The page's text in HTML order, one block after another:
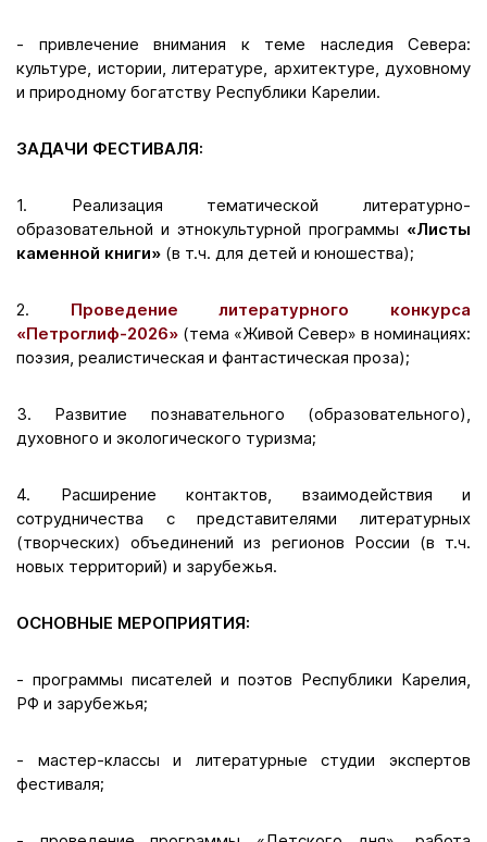
- привлечение внимания к теме наследия Севера:
культуре, истории, литературе, архитектуре, духовному
и природному богатству Республики Карелии.
ЗАДАЧИ ФЕСТИВАЛЯ:
1. Реализация тематической литературно-
образовательной и этнокультурной программы «Листы
каменной книги» (в т.ч. для детей и юношества);
2. Проведение литературного конкурса
«Петроглиф-2026» (тема «Живой Север» в номинациях:
поэзия, реалистическая и фантастическая проза);
3. Развитие познавательного (образовательного),
духовного и экологического туризма;
4. Расширение контактов, взаимодействия и
сотрудничества с представителями литературных
(творческих) объединений из регионов России (в т.ч.
новых территорий) и зарубежья.
ОСНОВНЫЕ МЕРОПРИЯТИЯ:
- программы писателей и поэтов Республики Карелия,
РФ и зарубежья;
- мастер-классы и литературные студии экспертов
фестиваля;